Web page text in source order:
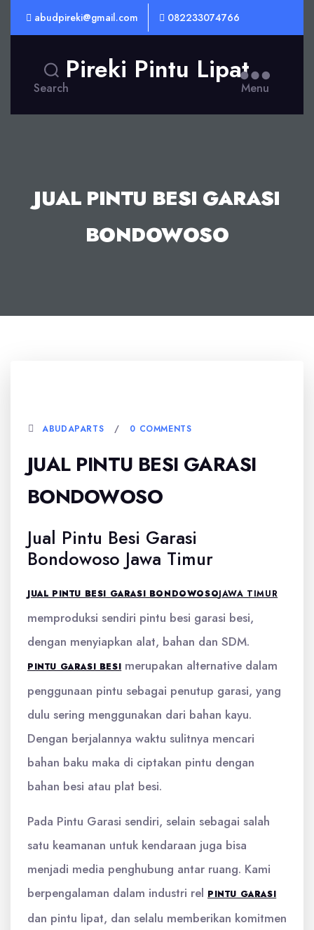
abudpireki@gmail.com 082233074766
Search
Pireki Pintu Lipat
Menu
JUAL PINTU BESI GARASI
BONDOWOSO
ABUDAPARTS 0 COMMENTS
JUAL PINTU BESI GARASI
BONDOWOSO
Jual Pintu Besi Garasi
Bondowoso Jawa Timur
JUAL PINTU BESI GARASI BONDOWOSOJAWA TIMUR
memproduksi sendiri pintu besi garasi besi,
dengan menyiapkan alat, bahan dan SDM.
PINTU GARASI BESI merupakan alternative dalam
penggunaan pintu sebagai penutup garasi, yang
dulu sering menggunakan dari bahan kayu.
Dengan berjalannya waktu sulitnya mencari
bahan baku maka di ciptakan pintu dengan
bahan besi atau plat besi.
Pada Pintu Garasi sendiri, selain sebagai salah
satu keamanan untuk kendaraan juga bisa
menjadi media penghubung antar ruang. Kami
berpengalaman dalam industri rel PINTU GARASI
dan pintu lipat, dan selalu memberikan komitmen